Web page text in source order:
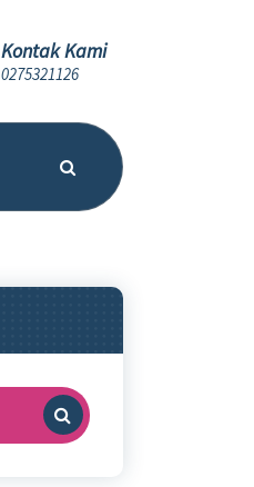
Kontak Kami
0275321126